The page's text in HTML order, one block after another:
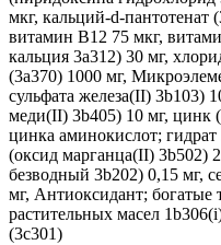
мкг, кальций-d-пантотенат
витамин В12 75 мкг,
кальция 3a312) 30 мг,
(3a370) 1000 мг,
сульфата железа(II) 3b103)
меди(II) 3b405) 10 мг, цинк
цинка аминокислот;
(оксид марганца(II) 3b502)
безводный 3b202) 0,15 мг,
мг, Антиоксидант; богатые
растительных масел
(3c301)